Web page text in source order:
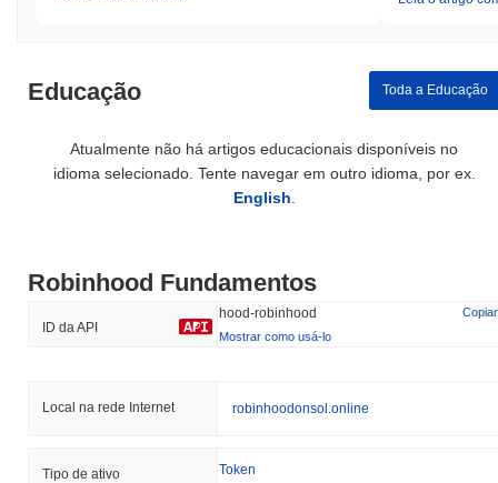
Educação Toda a Educação
Atualmente não há artigos educacionais disponíveis no
idioma selecionado. Tente navegar em outro idioma, por ex.
English
Robinhood Fundamentos
ID da API
hood-robinhood
Copiar
Mostrar como usá-lo
Local na rede Internet robinhoodonsol.online
Tipo de ativo Token